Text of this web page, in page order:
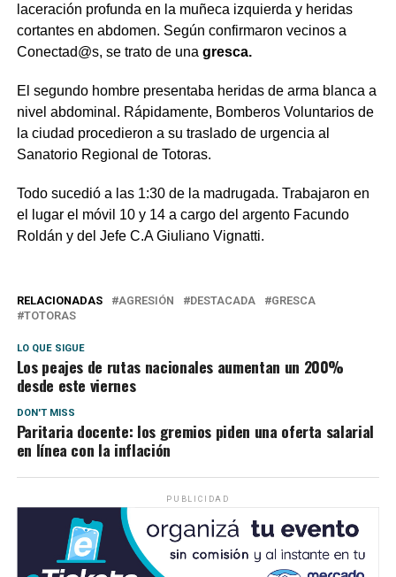
laceración profunda en la muñeca izquierda y heridas
cortantes en abdomen. Según confirmaron vecinos a
Conectad@s, se trato de una gresca.
El segundo hombre presentaba heridas de arma blanca a
nivel abdominal. Rápidamente, Bomberos Voluntarios de
la ciudad procedieron a su traslado de urgencia al
Sanatorio Regional de Totoras.
Todo sucedió a las 1:30 de la madrugada. Trabajaron en
el lugar el móvil 10 y 14 a cargo del argento Facundo
Roldán y del Jefe C.A Giuliano Vignatti.
RELACIONADAS AGRESIÓN DESTACADA
GRESCA
TOTORAS
LO QUE SIGUE
Los peajes de rutas nacionales aumentan un 200%
desde este viernes
DON'T MISS
Paritaria docente: los gremios piden una oferta salarial
en línea con la inflación
PUBLICIDAD